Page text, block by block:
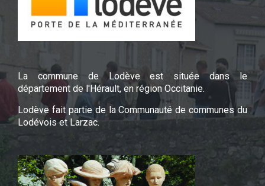
La commune de Lodève est située dans le
département de l'Hérault, en région Occitanie.
Lodève fait partie de la Communauté de communes du
Lodévois et Larzac.